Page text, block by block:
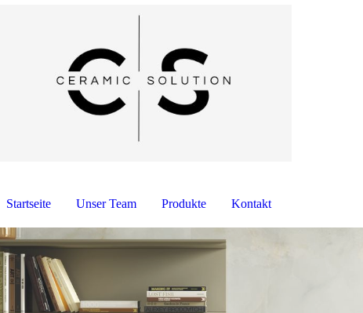
Startseite Unser Team Produkte Kontakt